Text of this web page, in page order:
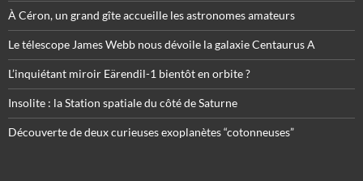
À Céron, un grand gîte accueille les astronomes amateurs
Le télescope James Webb nous dévoile la galaxie Centaurus A
L’inquiétant miroir Eärendil-1 bientôt en orbite ?
Insolite : la Station spatiale du côté de Saturne
Découverte de deux curieuses exoplanètes “cotonneuses”